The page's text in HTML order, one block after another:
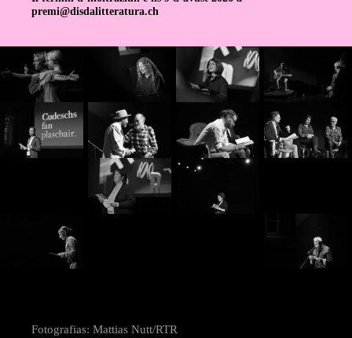
premi@disdalitteratura.ch
Fotografias: Mattias Nutt/RTR